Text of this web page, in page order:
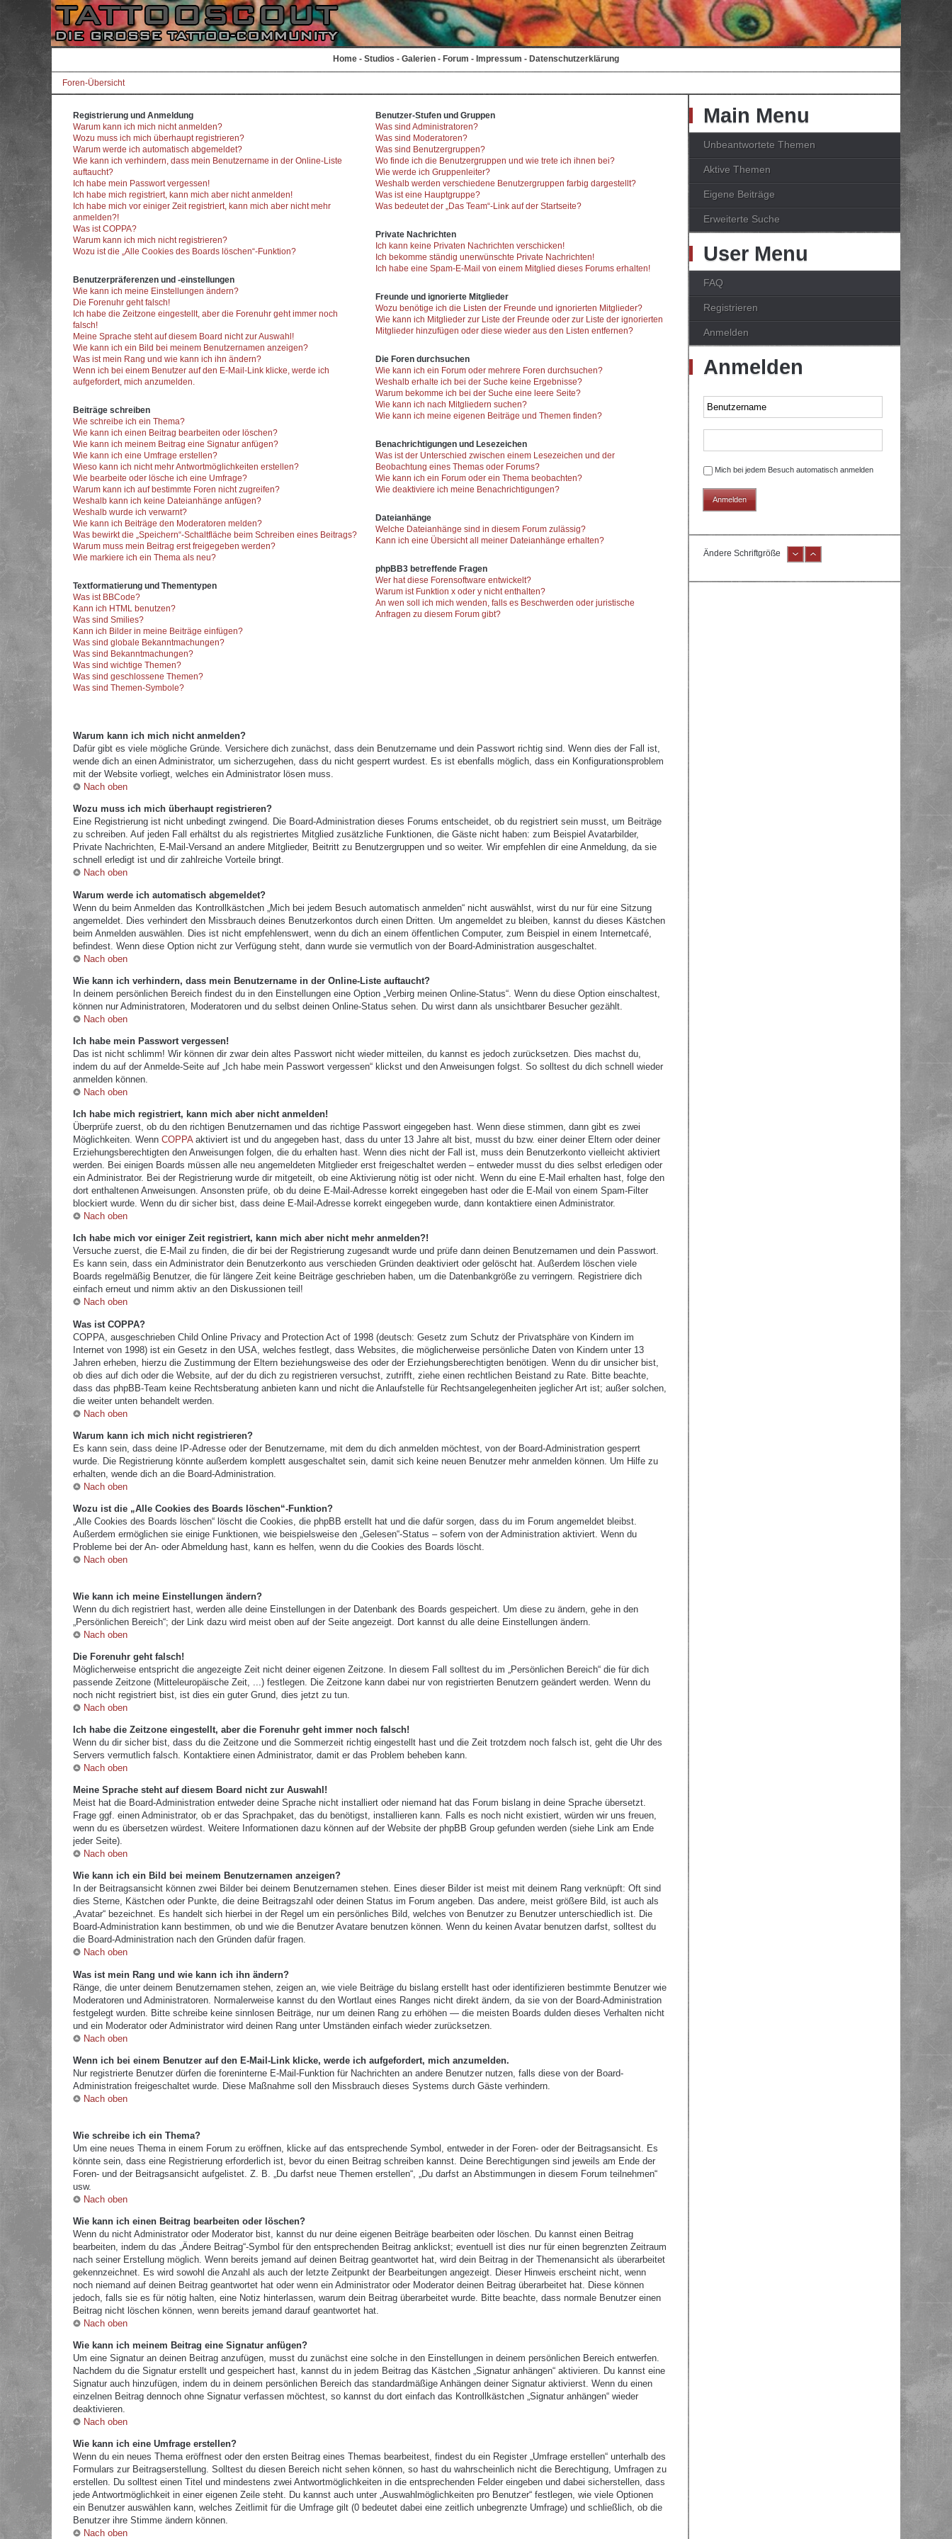
Home - Studios - Galerien - Forum - Impressum - Datenschutzerklärung
Foren-Übersicht
Registrierung und Anmeldung
Warum kann ich mich nicht anmelden?
Wozu muss ich mich überhaupt registrieren?
Warum werde ich automatisch abgemeldet?
Wie kann ich verhindern, dass mein Benutzername in der Online-Liste
auftaucht?
Ich habe mein Passwort vergessen!
Ich habe mich registriert, kann mich aber nicht anmelden!
Ich habe mich vor einiger Zeit registriert, kann mich aber nicht mehr
anmelden?!
Was ist COPPA?
Warum kann ich mich nicht registrieren?
Wozu ist die „Alle Cookies des Boards löschen“-Funktion?
Benutzerpräferenzen und -einstellungen
Wie kann ich meine Einstellungen ändern?
Die Forenuhr geht falsch!
Ich habe die Zeitzone eingestellt, aber die Forenuhr geht immer noch
falsch!
Meine Sprache steht auf diesem Board nicht zur Auswahl!
Wie kann ich ein Bild bei meinem Benutzernamen anzeigen?
Was ist mein Rang und wie kann ich ihn ändern?
Wenn ich bei einem Benutzer auf den E-Mail-Link klicke, werde ich
aufgefordert, mich anzumelden.
Beiträge schreiben
Wie schreibe ich ein Thema?
Wie kann ich einen Beitrag bearbeiten oder löschen?
Wie kann ich meinem Beitrag eine Signatur anfügen?
Wie kann ich eine Umfrage erstellen?
Wieso kann ich nicht mehr Antwortmöglichkeiten erstellen?
Wie bearbeite oder lösche ich eine Umfrage?
Warum kann ich auf bestimmte Foren nicht zugreifen?
Weshalb kann ich keine Dateianhänge anfügen?
Weshalb wurde ich verwarnt?
Wie kann ich Beiträge den Moderatoren melden?
Was bewirkt die „Speichern“-Schaltfläche beim Schreiben eines Beitrags?
Warum muss mein Beitrag erst freigegeben werden?
Wie markiere ich ein Thema als neu?
Textformatierung und Thementypen
Was ist BBCode?
Kann ich HTML benutzen?
Was sind Smilies?
Kann ich Bilder in meine Beiträge einfügen?
Was sind globale Bekanntmachungen?
Was sind Bekanntmachungen?
Was sind wichtige Themen?
Was sind geschlossene Themen?
Was sind Themen-Symbole?
Benutzer-Stufen und Gruppen
Was sind Administratoren?
Was sind Moderatoren?
Was sind Benutzergruppen?
Wo finde ich die Benutzergruppen und wie trete ich ihnen bei?
Wie werde ich Gruppenleiter?
Weshalb werden verschiedene Benutzergruppen farbig dargestellt?
Was ist eine Hauptgruppe?
Was bedeutet der „Das Team“-Link auf der Startseite?
Private Nachrichten
Ich kann keine Privaten Nachrichten verschicken!
Ich bekomme ständig unerwünschte Private Nachrichten!
Ich habe eine Spam-E-Mail von einem Mitglied dieses Forums erhalten!
Freunde und ignorierte Mitglieder
Wozu benötige ich die Listen der Freunde und ignorierten Mitglieder?
Wie kann ich Mitglieder zur Liste der Freunde oder zur Liste der ignorierten
Mitglieder hinzufügen oder diese wieder aus den Listen entfernen?
Die Foren durchsuchen
Wie kann ich ein Forum oder mehrere Foren durchsuchen?
Weshalb erhalte ich bei der Suche keine Ergebnisse?
Warum bekomme ich bei der Suche eine leere Seite?
Wie kann ich nach Mitgliedern suchen?
Wie kann ich meine eigenen Beiträge und Themen finden?
Benachrichtigungen und Lesezeichen
Was ist der Unterschied zwischen einem Lesezeichen und der
Beobachtung eines Themas oder Forums?
Wie kann ich ein Forum oder ein Thema beobachten?
Wie deaktiviere ich meine Benachrichtigungen?
Dateianhänge
Welche Dateianhänge sind in diesem Forum zulässig?
Kann ich eine Übersicht all meiner Dateianhänge erhalten?
phpBB3 betreffende Fragen
Wer hat diese Forensoftware entwickelt?
Warum ist Funktion x oder y nicht enthalten?
An wen soll ich mich wenden, falls es Beschwerden oder juristische
Anfragen zu diesem Forum gibt?
Warum kann ich mich nicht anmelden?
Dafür gibt es viele mögliche Gründe. Versichere dich zunächst, dass dein Benutzername und dein Passwort richtig sind. Wenn dies der Fall ist,
wende dich an einen Administrator, um sicherzugehen, dass du nicht gesperrt wurdest. Es ist ebenfalls möglich, dass ein Konfigurationsproblem
mit der Website vorliegt, welches ein Administrator lösen muss.
Nach oben
Wozu muss ich mich überhaupt registrieren?
Eine Registrierung ist nicht unbedingt zwingend. Die Board-Administration dieses Forums entscheidet, ob du registriert sein musst, um Beiträge
zu schreiben. Auf jeden Fall erhältst du als registriertes Mitglied zusätzliche Funktionen, die Gäste nicht haben: zum Beispiel Avatarbilder,
Private Nachrichten, E-Mail-Versand an andere Mitglieder, Beitritt zu Benutzergruppen und so weiter. Wir empfehlen dir eine Anmeldung, da sie
schnell erledigt ist und dir zahlreiche Vorteile bringt.
Nach oben
Warum werde ich automatisch abgemeldet?
Wenn du beim Anmelden das Kontrollkästchen „Mich bei jedem Besuch automatisch anmelden“ nicht auswählst, wirst du nur für eine Sitzung
angemeldet. Dies verhindert den Missbrauch deines Benutzerkontos durch einen Dritten. Um angemeldet zu bleiben, kannst du dieses Kästchen
beim Anmelden auswählen. Dies ist nicht empfehlenswert, wenn du dich an einem öffentlichen Computer, zum Beispiel in einem Internetcafé,
befindest. Wenn diese Option nicht zur Verfügung steht, dann wurde sie vermutlich von der Board-Administration ausgeschaltet.
Nach oben
Wie kann ich verhindern, dass mein Benutzername in der Online-Liste auftaucht?
In deinem persönlichen Bereich findest du in den Einstellungen eine Option „Verbirg meinen Online-Status“. Wenn du diese Option einschaltest,
können nur Administratoren, Moderatoren und du selbst deinen Online-Status sehen. Du wirst dann als unsichtbarer Besucher gezählt.
Nach oben
Ich habe mein Passwort vergessen!
Das ist nicht schlimm! Wir können dir zwar dein altes Passwort nicht wieder mitteilen, du kannst es jedoch zurücksetzen. Dies machst du,
indem du auf der Anmelde-Seite auf „Ich habe mein Passwort vergessen“ klickst und den Anweisungen folgst. So solltest du dich schnell wieder
anmelden können.
Nach oben
Ich habe mich registriert, kann mich aber nicht anmelden!
Überprüfe zuerst, ob du den richtigen Benutzernamen und das richtige Passwort eingegeben hast. Wenn diese stimmen, dann gibt es zwei
Möglichkeiten. Wenn COPPAaktiviert ist und du angegeben hast, dass du unter 13 Jahre alt bist, musst du bzw. einer deiner Eltern oder deiner
Erziehungsberechtigten den Anweisungen folgen, die du erhalten hast. Wenn dies nicht der Fall ist, muss dein Benutzerkonto vielleicht aktiviert
werden. Bei einigen Boards müssen alle neu angemeldeten Mitglieder erst freigeschaltet werden – entweder musst du dies selbst erledigen oder
ein Administrator. Bei der Registrierung wurde dir mitgeteilt, ob eine Aktivierung nötig ist oder nicht. Wenn du eine E-Mail erhalten hast, folge den
dort enthaltenen Anweisungen. Ansonsten prüfe, ob du deine E-Mail-Adresse korrekt eingegeben hast oder die E-Mail von einem Spam-Filter
blockiert wurde. Wenn du dir sicher bist, dass deine E-Mail-Adresse korrekt eingegeben wurde, dann kontaktiere einen Administrator.
Nach oben
Ich habe mich vor einiger Zeit registriert, kann mich aber nicht mehr anmelden?!
Versuche zuerst, die E-Mail zu finden, die dir bei der Registrierung zugesandt wurde und prüfe dann deinen Benutzernamen und dein Passwort.
Es kann sein, dass ein Administrator dein Benutzerkonto aus verschieden Gründen deaktiviert oder gelöscht hat. Außerdem löschen viele
Boards regelmäßig Benutzer, die für längere Zeit keine Beiträge geschrieben haben, um die Datenbankgröße zu verringern. Registriere dich
einfach erneut und nimm aktiv an den Diskussionen teil!
Nach oben
Was ist COPPA?
COPPA, ausgeschrieben Child Online Privacy and Protection Act of 1998 (deutsch: Gesetz zum Schutz der Privatsphäre von Kindern im
Internet von 1998) ist ein Gesetz in den USA, welches festlegt, dass Websites, die möglicherweise persönliche Daten von Kindern unter 13
Jahren erheben, hierzu die Zustimmung der Eltern beziehungsweise des oder der Erziehungsberechtigten benötigen. Wenn du dir unsicher bist,
ob dies auf dich oder die Website, auf der du dich zu registrieren versuchst, zutrifft, ziehe einen rechtlichen Beistand zu Rate. Bitte beachte,
dass das phpBB-Team keine Rechtsberatung anbieten kann und nicht die Anlaufstelle für Rechtsangelegenheiten jeglicher Art ist; außer solchen,
die weiter unten behandelt werden.
Nach oben
Warum kann ich mich nicht registrieren?
Es kann sein, dass deine IP-Adresse oder der Benutzername, mit dem du dich anmelden möchtest, von der Board-Administration gesperrt
wurde. Die Registrierung könnte außerdem komplett ausgeschaltet sein, damit sich keine neuen Benutzer mehr anmelden können. Um Hilfe zu
erhalten, wende dich an die Board-Administration.
Nach oben
Wozu ist die „Alle Cookies des Boards löschen“-Funktion?
„Alle Cookies des Boards löschen“ löscht die Cookies, die phpBB erstellt hat und die dafür sorgen, dass du im Forum angemeldet bleibst.
Außerdem ermöglichen sie einige Funktionen, wie beispielsweise den „Gelesen“-Status – sofern von der Administration aktiviert. Wenn du
Probleme bei der An- oder Abmeldung hast, kann es helfen, wenn du die Cookies des Boards löscht.
Nach oben
Wie kann ich meine Einstellungen ändern?
Wenn du dich registriert hast, werden alle deine Einstellungen in der Datenbank des Boards gespeichert. Um diese zu ändern, gehe in den
„Persönlichen Bereich“; der Link dazu wird meist oben auf der Seite angezeigt. Dort kannst du alle deine Einstellungen ändern.
Nach oben
Die Forenuhr geht falsch!
Möglicherweise entspricht die angezeigte Zeit nicht deiner eigenen Zeitzone. In diesem Fall solltest du im „Persönlichen Bereich“ die für dich
passende Zeitzone (Mitteleuropäische Zeit, ...) festlegen. Die Zeitzone kann dabei nur von registrierten Benutzern geändert werden. Wenn du
noch nicht registriert bist, ist dies ein guter Grund, dies jetzt zu tun.
Nach oben
Ich habe die Zeitzone eingestellt, aber die Forenuhr geht immer noch falsch!
Wenn du dir sicher bist, dass du die Zeitzone und die Sommerzeit richtig eingestellt hast und die Zeit trotzdem noch falsch ist, geht die Uhr des
Servers vermutlich falsch. Kontaktiere einen Administrator, damit er das Problem beheben kann.
Nach oben
Meine Sprache steht auf diesem Board nicht zur Auswahl!
Meist hat die Board-Administration entweder deine Sprache nicht installiert oder niemand hat das Forum bislang in deine Sprache übersetzt.
Frage ggf. einen Administrator, ob er das Sprachpaket, das du benötigst, installieren kann. Falls es noch nicht existiert, würden wir uns freuen,
wenn du es übersetzen würdest. Weitere Informationen dazu können auf der Website der phpBB Group gefunden werden (siehe Link am Ende
jeder Seite).
Nach oben
Wie kann ich ein Bild bei meinem Benutzernamen anzeigen?
In der Beitragsansicht können zwei Bilder bei deinem Benutzernamen stehen. Eines dieser Bilder ist meist mit deinem Rang verknüpft: Oft sind
dies Sterne, Kästchen oder Punkte, die deine Beitragszahl oder deinen Status im Forum angeben. Das andere, meist größere Bild, ist auch als
„Avatar“ bezeichnet. Es handelt sich hierbei in der Regel um ein persönliches Bild, welches von Benutzer zu Benutzer unterschiedlich ist. Die
Board-Administration kann bestimmen, ob und wie die Benutzer Avatare benutzen können. Wenn du keinen Avatar benutzen darfst, solltest du
die Board-Administration nach den Gründen dafür fragen.
Nach oben
Was ist mein Rang und wie kann ich ihn ändern?
Ränge, die unter deinem Benutzernamen stehen, zeigen an, wie viele Beiträge du bislang erstellt hast oder identifizieren bestimmte Benutzer wie
Moderatoren und Administratoren. Normalerweise kannst du den Wortlaut eines Ranges nicht direkt ändern, da sie von der Board-Administration
festgelegt wurden. Bitte schreibe keine sinnlosen Beiträge, nur um deinen Rang zu erhöhen — die meisten Boards dulden dieses Verhalten nicht
und ein Moderator oder Administrator wird deinen Rang unter Umständen einfach wieder zurücksetzen.
Nach oben
Wenn ich bei einem Benutzer auf den E-Mail-Link klicke, werde ich aufgefordert, mich anzumelden.
Nur registrierte Benutzer dürfen die foreninterne E-Mail-Funktion für Nachrichten an andere Benutzer nutzen, falls diese von der Board-
Administration freigeschaltet wurde. Diese Maßnahme soll den Missbrauch dieses Systems durch Gäste verhindern.
Nach oben
Wie schreibe ich ein Thema?
Um eine neues Thema in einem Forum zu eröffnen, klicke auf das entsprechende Symbol, entweder in der Foren- oder der Beitragsansicht. Es
könnte sein, dass eine Registrierung erforderlich ist, bevor du einen Beitrag schreiben kannst. Deine Berechtigungen sind jeweils am Ende der
Foren- und der Beitragsansicht aufgelistet. Z. B. „Du darfst neue Themen erstellen“, „Du darfst an Abstimmungen in diesem Forum teilnehmen“
usw.
Nach oben
Wie kann ich einen Beitrag bearbeiten oder löschen?
Wenn du nicht Administrator oder Moderator bist, kannst du nur deine eigenen Beiträge bearbeiten oder löschen. Du kannst einen Beitrag
bearbeiten, indem du das „Ändere Beitrag“-Symbol für den entsprechenden Beitrag anklickst; eventuell ist dies nur für einen begrenzten Zeitraum
nach seiner Erstellung möglich. Wenn bereits jemand auf deinen Beitrag geantwortet hat, wird dein Beitrag in der Themenansicht als überarbeitet
gekennzeichnet. Es wird sowohl die Anzahl als auch der letzte Zeitpunkt der Bearbeitungen angezeigt. Dieser Hinweis erscheint nicht, wenn
noch niemand auf deinen Beitrag geantwortet hat oder wenn ein Administrator oder Moderator deinen Beitrag überarbeitet hat. Diese können
jedoch, falls sie es für nötig halten, eine Notiz hinterlassen, warum dein Beitrag überarbeitet wurde. Bitte beachte, dass normale Benutzer einen
Beitrag nicht löschen können, wenn bereits jemand darauf geantwortet hat.
Nach oben
Wie kann ich meinem Beitrag eine Signatur anfügen?
Um eine Signatur an deinen Beitrag anzufügen, musst du zunächst eine solche in den Einstellungen in deinem persönlichen Bereich entwerfen.
Nachdem du die Signatur erstellt und gespeichert hast, kannst du in jedem Beitrag das Kästchen „Signatur anhängen“ aktivieren. Du kannst eine
Signatur auch hinzufügen, indem du in deinem persönlichen Bereich das standardmäßige Anhängen deiner Signatur aktivierst. Wenn du einen
einzelnen Beitrag dennoch ohne Signatur verfassen möchtest, so kannst du dort einfach das Kontrollkästchen „Signatur anhängen“ wieder
deaktivieren.
Nach oben
Wie kann ich eine Umfrage erstellen?
Wenn du ein neues Thema eröffnest oder den ersten Beitrag eines Themas bearbeitest, findest du ein Register „Umfrage erstellen“ unterhalb des
Formulars zur Beitragserstellung. Solltest du diesen Bereich nicht sehen können, so hast du wahrscheinlich nicht die Berechtigung, Umfragen zu
erstellen. Du solltest einen Titel und mindestens zwei Antwortmöglichkeiten in die entsprechenden Felder eingeben und dabei sicherstellen, dass
jede Antwortmöglichkeit in einer eigenen Zeile steht. Du kannst auch unter „Auswahlmöglichkeiten pro Benutzer“ festlegen, wie viele Optionen
ein Benutzer auswählen kann, welches Zeitlimit für die Umfrage gilt (0 bedeutet dabei eine zeitlich unbegrenzte Umfrage) und schließlich, ob die
Benutzer ihre Stimme ändern können.
Nach oben
Main Menu
Unbeantwortete Themen
Aktive Themen
Eigene Beiträge
Erweiterte Suche
User Menu
FAQ
Registrieren
Anmelden
Anmelden
Mich bei jedem Besuch automatisch anmelden
Ändere Schriftgröße